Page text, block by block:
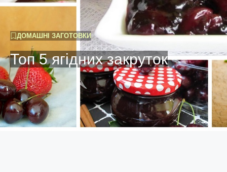
ДОМАШНІ ЗАГОТОВКИ
Топ 5 ягідних закруток